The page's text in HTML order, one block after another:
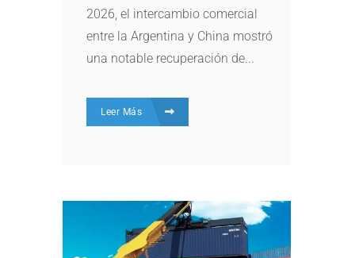
2026, el intercambio comercial
entre la Argentina y China mostró
una notable recuperación de...
Leer Más